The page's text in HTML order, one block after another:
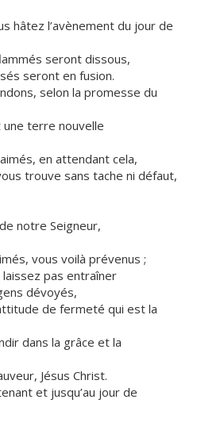
hâtez l’avènement du jour de
seront dissous,
seront en fusion.
selon la promesse du
une terre nouvelle
en attendant cela,
trouve sans tache ni défaut,
notre Seigneur,
vous voilà prévenus ;
pas entraîner
dévoyés,
de fermeté qui est la
dans la grâce et la
Jésus Christ.
et jusqu’au jour de